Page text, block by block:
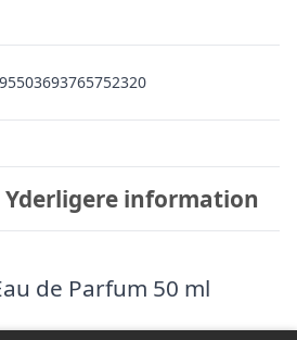
kr. 498,95.
Yderligere information
de Parfum 50 ml